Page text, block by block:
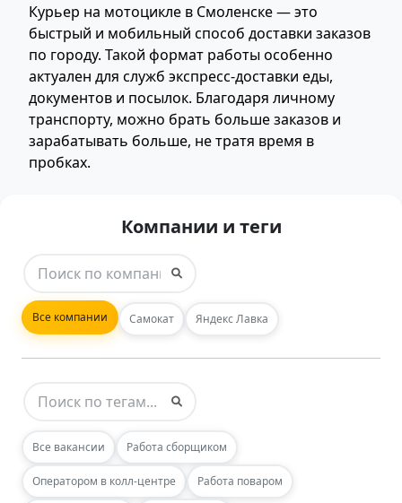
Курьер на мотоцикле в Смоленске — это
быстрый и мобильный способ доставки заказов
по городу. Такой формат работы особенно
актуален для служб экспресс-доставки еды,
документов и посылок. Благодаря личному
транспорту, можно брать больше заказов и
зарабатывать больше, не тратя время в
пробках.
Компании и теги
Все компании Самокат Яндекс Лавка
Все вакансии Работа сборщиком
Оператором в колл-центре Работа поваром